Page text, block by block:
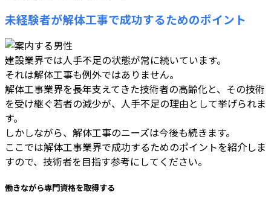
未経験者が解体工事で成功するためのポイント
建設業界では人手不足の状態が常に続いています。
それは解体工事も例外ではありません。
解体工事業界を長年支えてきた技術者の高齢化と、その技術
を受け継ぐ若者の減少が、人手不足の理由として挙げられま
す。
しかしながら、解体工事のニーズは今後も続きます。
ここでは解体工事業界で成功するためのポイントを紹介しま
すので、技術者を目指す参考にしてください。
働きながら専門資格を取得する